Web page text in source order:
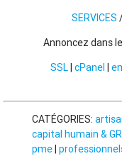
SERVICES
Annoncez dans
SSL| cPanel |
CATÉGORIES:
capital humain &
pme|